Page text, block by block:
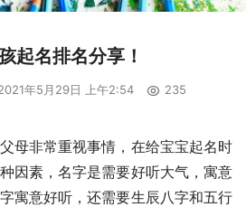
起名排名分享！
年5月29日 上午2:54 235
非常重视事情，在给宝宝起名时
因素，名字是需要好听大气，寓意
寓意好听，还需要生辰八字和五行